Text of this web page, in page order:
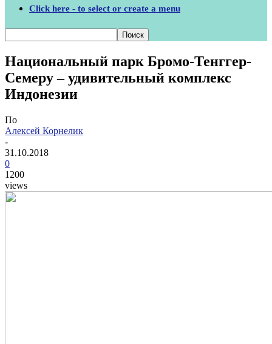
Click here - to select or create a menu
Национальный парк Бромо-Тенггер-
Семеру – удивительный комплекс
Индонезии
По
Алексей Корнелик
-
31.10.2018
0
1200
views